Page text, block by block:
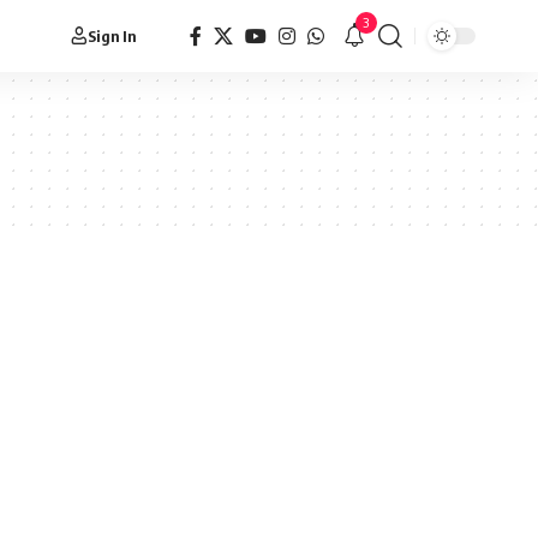
Sign In
3